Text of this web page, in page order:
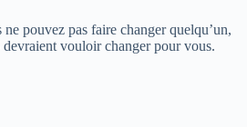
pouvez pas faire changer quelqu’un,
vouloir changer pour vous.